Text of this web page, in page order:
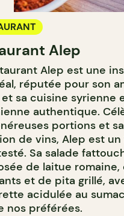
Alep
Alep est une
réputée pour son
sa cuisine syrienne
authentique.
portions et
de vins, Alep est un
Sa salade
de laitue romaine,
et de pita grillé,
acidulée au
nos préférées.